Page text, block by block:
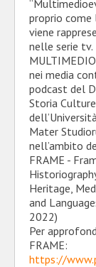
proprio come
viene
nelle serie tv.
nei media
podcast del
Storia
Mater
nell’ambito
FRAME -
Heritage,
and
2022)
Per
FRAME:
https://